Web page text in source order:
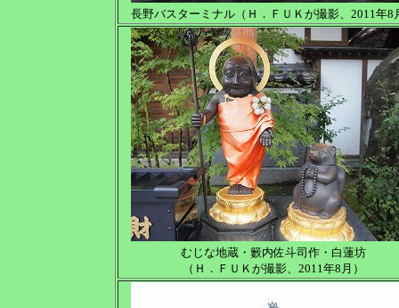
長野バスターミナル（Ｈ．ＦＵＫが撮影、2011年8
むじな地蔵・籔内佐斗司作・白蓮坊
（Ｈ．ＦＵＫが撮影、2011年8月）